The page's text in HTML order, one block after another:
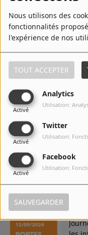
Nous utilisons des
fonctionnalités
l'expérience de nos
TOUT ACCEPTER
Analytics
Activé
Utilisation:
Twitter
Activé
Utilisation:
Facebook
Activé
Utilisation:
SAUVEGARDER
CK
qui
la